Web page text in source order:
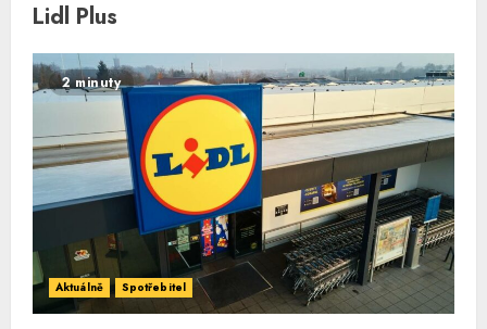
Lidl Plus
2 minuty
Aktuálně Spotřebitel